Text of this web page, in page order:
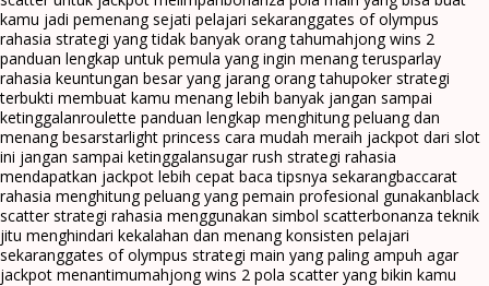
kamu jadi pemenang sejati pelajari sekaranggates of olympus
rahasia strategi yang tidak banyak orang tahumahjong wins 2
panduan lengkap untuk pemula yang ingin menang terusparlay
rahasia keuntungan besar yang jarang orang tahupoker strategi
terbukti membuat kamu menang lebih banyak jangan sampai
ketinggalanroulette panduan lengkap menghitung peluang dan
menang besarstarlight princess cara mudah meraih jackpot dari slot
ini jangan sampai ketinggalansugar rush strategi rahasia
mendapatkan jackpot lebih cepat baca tipsnya sekarangbaccarat
rahasia menghitung peluang yang pemain profesional gunakanblack
scatter strategi rahasia menggunakan simbol scatterbonanza teknik
jitu menghindari kekalahan dan menang konsisten pelajari
sekaranggates of olympus strategi main yang paling ampuh agar
jackpot menantimumahjong wins 2 pola scatter yang bikin kamu